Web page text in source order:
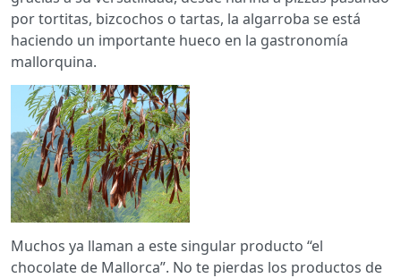
por tortitas, bizcochos o tartas, la algarroba se está
haciendo un importante hueco en la gastronomía
mallorquina.
Muchos ya llaman a este singular producto “el
chocolate de Mallorca”. No te pierdas los productos de